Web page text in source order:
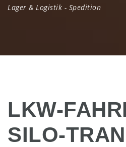
Lager & Logistik - Spedition
LKW-
SILO-